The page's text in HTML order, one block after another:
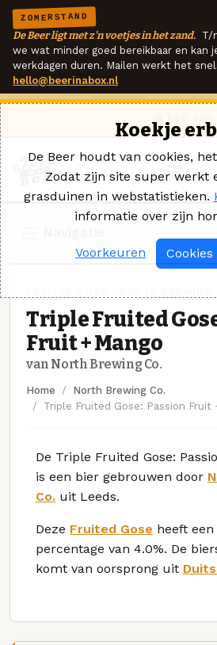
ZOMERSTAND
De Beer ligt met z'n voetjes in het zand. T/
we wat minder goed bereikbaar en kan
werkdagen duren. Mailen werkt het
hello@beerinabox.nl
Triple Fruited
Fruit + Mango
van North Brewing Co.
Home
North Brewing Co.
Triple Fruited Gose: Passion Fruit
De Triple Fruited Gose:
is een bier gebrouwen door
Co. uit Leeds.
Deze Fruited Gose heeft
percentage van 4.0%. De
komt van oorsprong uit
Koekje
De Beer houdt van cookies,
Zodat zijn site super werkt
grasduinen in webstatistieken.
informatie over zijn
Voorkeuren